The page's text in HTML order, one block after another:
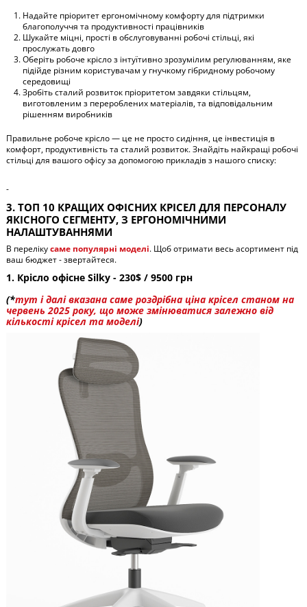
Надайте пріоритет ергономічному комфорту для підтримки
благополуччя та продуктивності працівників
Шукайте міцні, прості в обслуговуванні робочі стільці, які
прослужать довго
Оберіть робоче крісло з інтуїтивно зрозумілим регулюванням, яке
підійде різним користувачам у гнучкому гібридному робочому
середовищі
Зробіть сталий розвиток пріоритетом завдяки стільцям,
виготовленим з перероблених матеріалів, та відповідальним
рішенням виробників
Правильне робоче крісло — це не просто сидіння, це інвестиція в
комфорт, продуктивність та сталий розвиток. Знайдіть найкращі робочі
стільці для вашого офісу за допомогою прикладів з нашого списку:
-
3. ТОП 10 КРАЩИХ ОФІСНИХ КРІСЕЛ ДЛЯ ПЕРСОНАЛУ
ЯКІСНОГО СЕГМЕНТУ, З ЕРГОНОМІЧНИМИ
НАЛАШТУВАННЯМИ
В перелікусаме популярні моделі. Щоб отримати весь асортимент під
ваш бюджет - звертайтеся.
1. Крісло офісне Silky - 230$ / 9500 грн
(*тут і далі вказана саме роздрібна ціна крісел станом на
червень 2025 року, що може змінюватися залежно від
кількості крісел та моделі)